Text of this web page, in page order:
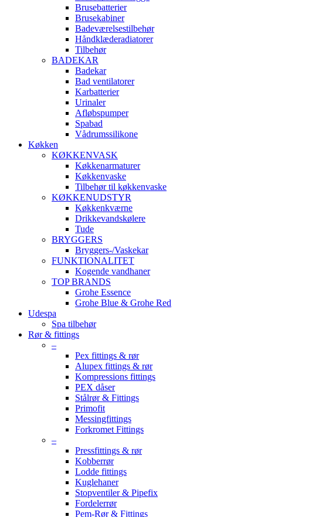
Brusebatterier
Brusekabiner
Badeværelsestilbehør
Håndklæderadiatorer
Tilbehør
BADEKAR
Badekar
Bad ventilatorer
Karbatterier
Urinaler
Afløbspumper
Spabad
Vådrumssilikone
Køkken
KØKKENVASK
Køkkenarmaturer
Køkkenvaske
Tilbehør til køkkenvaske
KØKKENUDSTYR
Køkkenkværne
Drikkevandskølere
Tude
BRYGGERS
Bryggers-/Vaskekar
FUNKTIONALITET
Kogende vandhaner
TOP BRANDS
Grohe Essence
Grohe Blue & Grohe Red
Udespa
Spa tilbehør
Rør & fittings
–
Pex fittings & rør
Alupex fittings & rør
Kompressions fittings
PEX dåser
Stålrør & Fittings
Primofit
Messingfittings
Forkromet Fittings
–
Pressfittings & rør
Kobberrør
Lodde fittings
Kuglehaner
Stopventiler & Pipefix
Fordelerrør
Pem-Rør & Fittings